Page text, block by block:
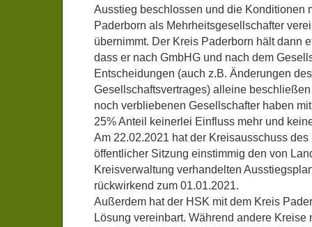
Ausstieg beschlossen und die Konditionen
Paderborn als Mehrheitsgesellschafter
übernimmt. Der Kreis Paderborn hält dann
dass er nach GmbHG und nach dem
Entscheidungen (auch z.B. Änderungen des
Gesellschaftsvertrages) alleine
noch verbliebenen Gesellschafter haben
25% Anteil keinerlei Einfluss mehr und
Am 22.02.2021 hat der Kreisausschuss
öffentlicher Sitzung einstimmig den von
Kreisverwaltung verhandelten
rückwirkend zum 01.01.2021.
Außerdem hat der HSK mit dem Kreis
Lösung vereinbart. Während andere Kreise